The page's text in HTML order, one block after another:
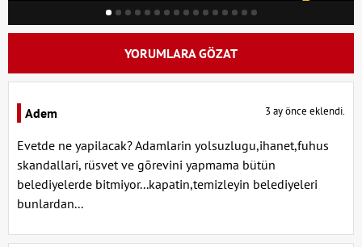
YORUMLARA GÖZAT
Adem 3 ay önce eklendi.
Evetde ne yapilacak? Adamlarin yolsuzlugu,ihanet,fuhus
skandallari, rüsvet ve gōrevini yapmama bütün
belediyelerde bitmiyor...kapatin,temizleyin belediyeleri
bunlardan...